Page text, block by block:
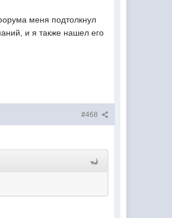
меня подтолкнул
и я также нашел его
#468